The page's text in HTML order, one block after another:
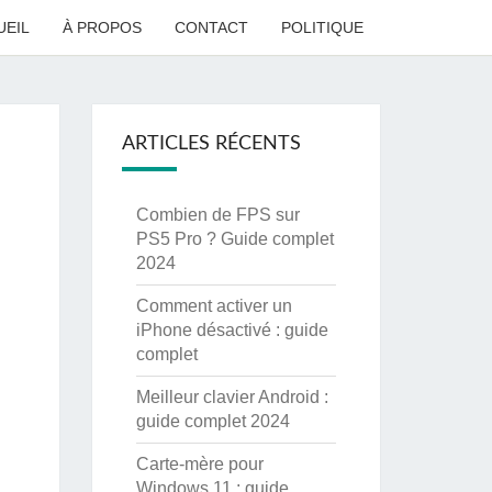
À PROPOS CONTACT POLITIQUE
ARTICLES RÉCENTS
Combien de FPS sur
PS5 Pro ? Guide complet
2024
Comment activer un
iPhone désactivé : guide
complet
Meilleur clavier Android :
guide complet 2024
Carte-mère pour
Windows 11 : guide